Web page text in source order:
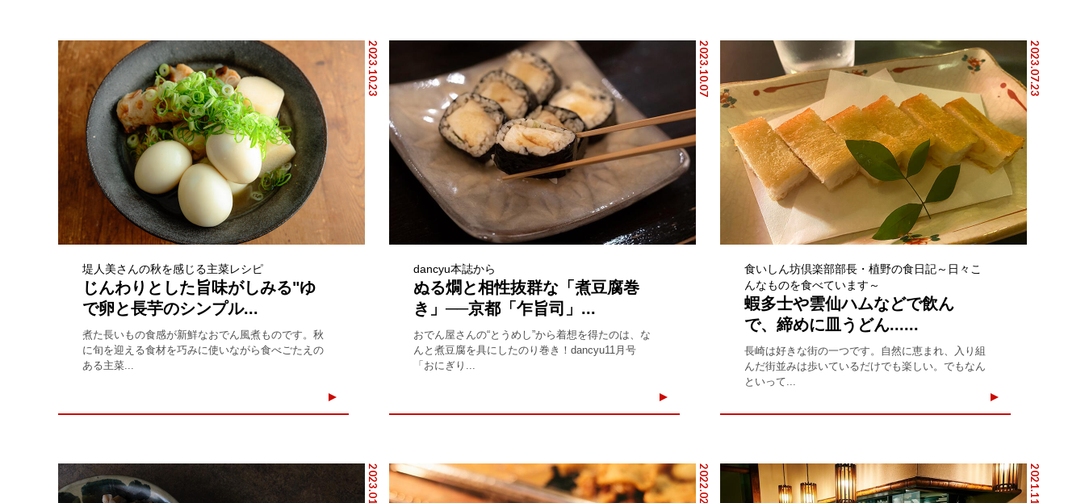
2023.10.23
堤人美さんの秋を感じる主菜レシピ
じんわりとした旨味がしみる"ゆ
で卵と長芋のシンプル...
煮た長いもの食感が新鮮なおでん風煮ものです。秋
に旬を迎える食材を巧みに使いながら食べごたえの
ある主菜...
2023.10.07
dancyu本誌から
ぬる燗と相性抜群な「煮豆腐巻
き」──京都「乍旨司」...
おでん屋さんの“とうめし”から着想を得たのは、な
んと煮豆腐を具にしたのり巻き！dancyu11月号
「おにぎり...
2023.07.23
食いしん坊倶楽部部長・植野の食日記～日々こ
んなものを食べています～
蝦多士や雲仙ハムなどで飲ん
で、締めに皿うどん......
長崎は好きな街の一つです。自然に恵まれ、入り組
んだ街並みは歩いているだけでも楽しい。でもなん
といって...
2023.01.14 2022.02.05 2021.11.23